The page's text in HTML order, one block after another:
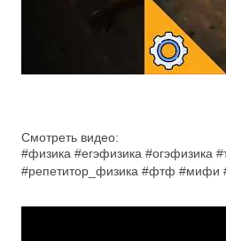
Смотреть видео:
#физика #егэфизика #огэфизика
#репетитор_физика #фтф #мифи